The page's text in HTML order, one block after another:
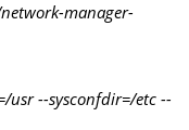
manager-
--sysconfdir=/etc --